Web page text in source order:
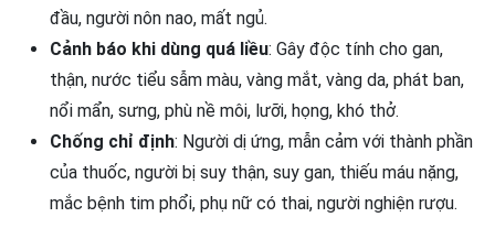
đầu, người nôn nao, mất ngủ.
Cảnh báo khi dùng quá liều: Gây độc tính cho gan,
thận, nước tiểu sẫm màu, vàng mắt, vàng da, phát ban,
nổi mẩn, sưng, phù nề môi, lưỡi, họng, khó thở.
Chống chỉ định: Người dị ứng, mẫn cảm với thành phần
của thuốc, người bị suy thận, suy gan, thiếu máu nặng,
mắc bệnh tim phổi, phụ nữ có thai, người nghiện rượu.